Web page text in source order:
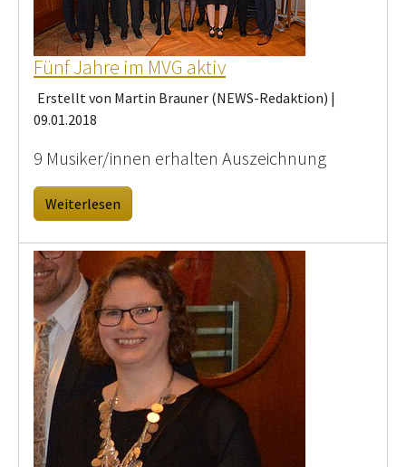
Fünf Jahre im MVG aktiv
Erstellt von Martin Brauner (NEWS-Redaktion) |
09.01.2018
9 Musiker/innen erhalten Auszeichnung
Weiterlesen